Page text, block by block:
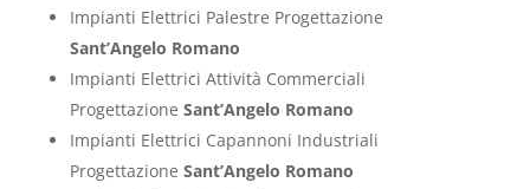
Impianti Elettrici Palestre Progettazione
Sant’Angelo Romano
Impianti Elettrici Attività Commerciali
Progettazione Sant’Angelo Romano
Impianti Elettrici Capannoni Industriali
Progettazione Sant’Angelo Romano